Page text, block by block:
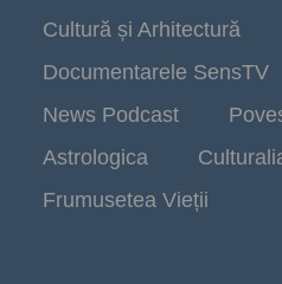
Cultură și Arhitectură
Documentarele SensTV
News Podcast
Astrologica
Frumusetea Vieții